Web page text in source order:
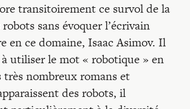
transitoirement ce survol de la
sans évoquer l’écrivain
en ce domaine, Isaac Asimov. Il
utiliser le mot « robotique » en
très nombreux romans et
des robots, il